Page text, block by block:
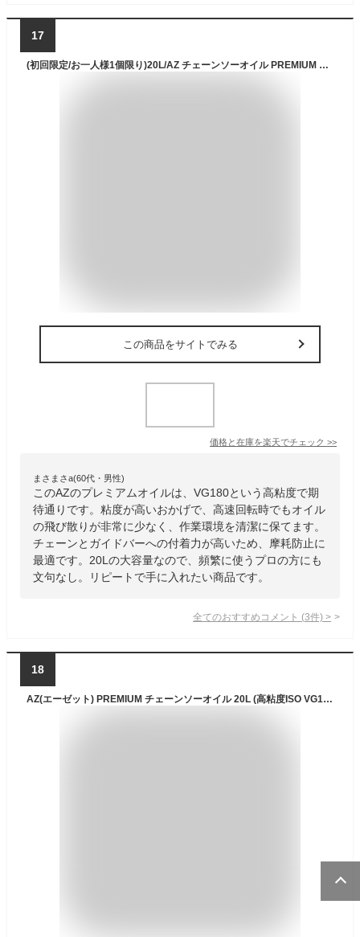
17
(初回限定/お一人様1個限り)20L/AZ チェーンソーオイル PREMIUM 20L 高粘度ISO VG180 プレミアムチェーンソーオイル チェンソーオイル チェインソーオイル
この商品をサイトでみる
価格と在庫を楽天でチェック >>
まさまさa(60代・男性)
このAZのプレミアムオイルは、VG180という高粘度で期
待通りです。粘度が高いおかげで、高速回転時でもオイル
の飛び散りが非常に少なく、作業環境を清潔に保てます。
チェーンとガイドバーへの付着力が高いため、摩耗防止に
最適です。20Lの大容量なので、頻繁に使うプロの方にも
文句なし。リピートで手に入れたい商品です。
全てのおすすめコメント (3件) >
18
AZ(エーゼット) PREMIUM チェーンソーオイル 20L (高粘度ISO VG180) ND220